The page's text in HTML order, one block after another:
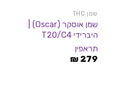
שמן THC
שמן אוסקר (Oscar) |
היברידי T20/C4
תראפין
279
₪